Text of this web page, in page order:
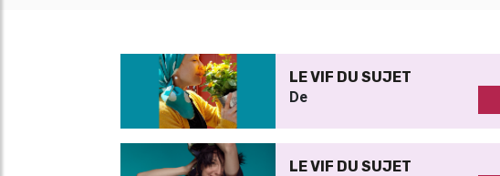
LE VIF DU SUJET
De
LE VIF DU SUJET